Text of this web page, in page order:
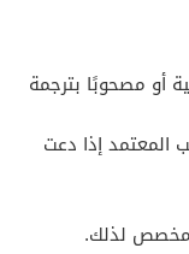
أو مصحوبًا بترجمة
المعتمد إذا دعت
لذلك.